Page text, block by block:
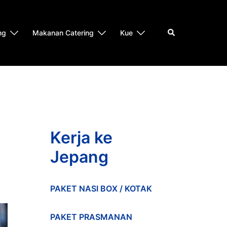
Makanan Catering Kue Search
Kerja ke
Jepang
PAKET NASI BOX / KOTAK
PAKET PRASMANAN